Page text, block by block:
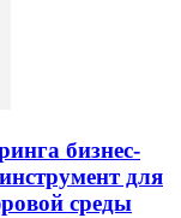
бизнес-
для
среды